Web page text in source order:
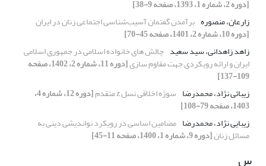
[دوره 2، شماره 1، 1393، صفحه 9-38]
زارعان، منصوره برآمدن گفتمان آسیب‌شناسی اجتماعی زنان در ایران
[دوره 10، شماره 2، 1401، صفحه 45-70]
زاهد زاهدانی، سید سعید چالش های خانواده اسلامی در جمهوری اسلامی
ایران و ارائه رویکردی جهت مقاوم سازی [دوره 11، شماره 2، 1402، صفحه
109-137]
زیبائی نژاد، محمدرضا سوژه‌ اخلاقی نسل z متقدم [دوره 12، شماره 4،
1403، صفحه 79-108]
زیبایی نژاد، محمدرضا مضامین اساسی در رویکرد نواندیشی دینی به
مسائل زنان[دوره 9، شماره 1، 1400، صفحه 11-45]
س